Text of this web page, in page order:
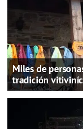
Miles de
tradición